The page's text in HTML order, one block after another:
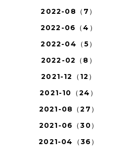
2022-08（7）
2022-06（4）
2022-04（5）
2022-02（8）
2021-12（12）
2021-10（24）
2021-08（27）
2021-06（30）
2021-04（36）